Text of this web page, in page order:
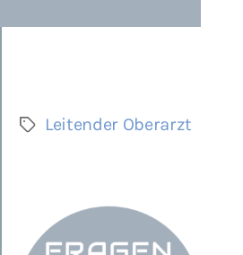
Schlagwörter
Leitender Oberarzt